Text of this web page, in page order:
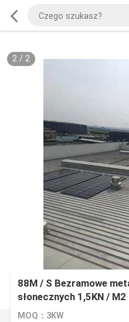
2/ 2
88M / S Bezramowe
słonecznych 1,5KN /
MOQ：3KW